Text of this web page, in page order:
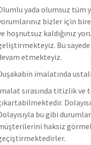
yada olumsuz tüm
bizler için
hoşnutsuz kaldığınız
Bu
etmekteyiz.
imalatında
sırasında titizlik ve
bu gibi
haksız